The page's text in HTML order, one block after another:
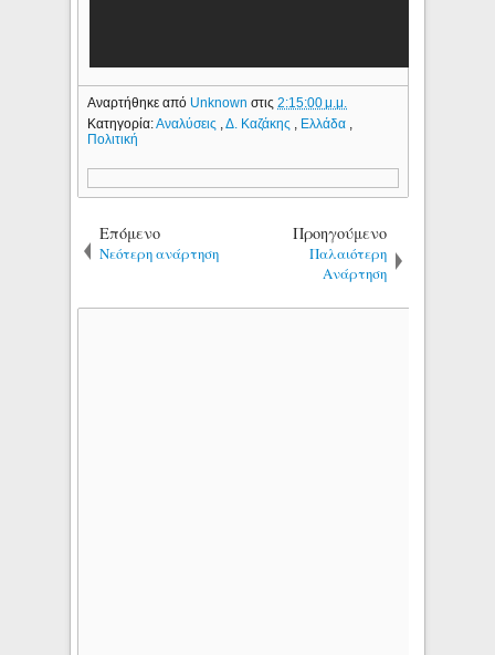
Αναρτήθηκε από Unknownστις2:15:00 μ.μ.
Κατηγορία:Αναλύσεις ,Δ. Καζάκης Ελλάδα
Πολιτική
Επόμενο
Νεότερη ανάρτηση
Προηγούμενο
Παλαιότερη
Ανάρτηση